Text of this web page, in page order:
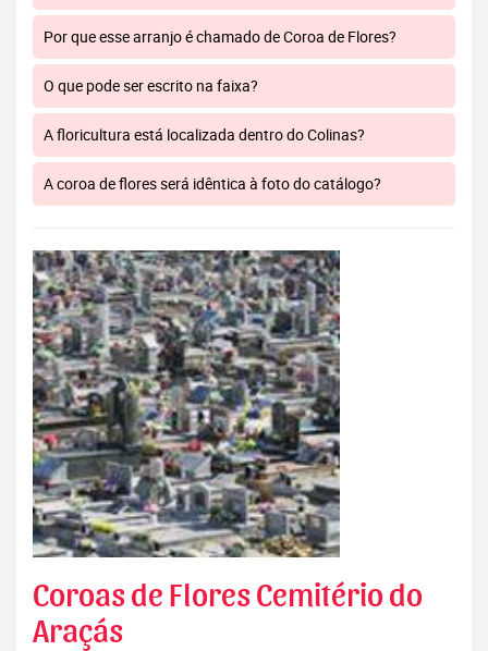
Por que esse arranjo é chamado de Coroa de Flores?
O que pode ser escrito na faixa?
A floricultura está localizada dentro do Colinas?
A coroa de flores será idêntica à foto do catálogo?
Coroas de Flores Cemitério do
Araçás